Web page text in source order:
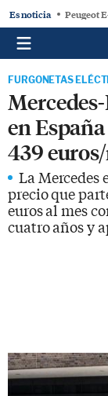
Es noticia Peugeot
FURGONETAS
en
439
La Mercedes
precio que
euros al mes
cuatro años y